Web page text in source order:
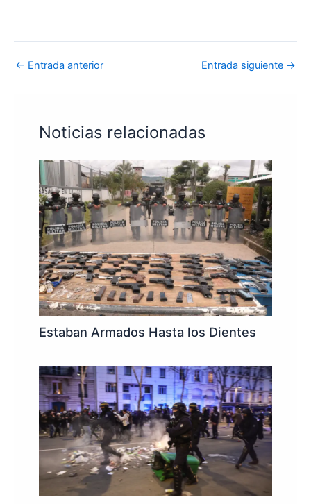
← Entrada anterior Entrada siguiente →
Noticias relacionadas
Estaban Armados Hasta los Dientes